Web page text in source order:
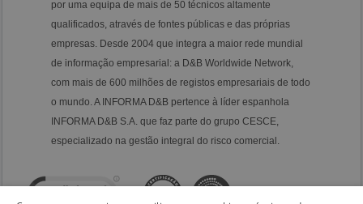
por uma equipa de mais de 50 técnicos altamente
qualificados, através de fontes públicas e das próprias
empresas. Desde 2004 que integra a maior rede mundial
de informação empresarial: a D&B Worldwide Network,
com mais de 600 milhões de registos empresariais de todo
o mundo. A INFORMA D&B pertence à líder espanhola
INFORMA D&B S.A. que faz parte do grupo CESCE,
especializado na gestão integral do risco comercial.